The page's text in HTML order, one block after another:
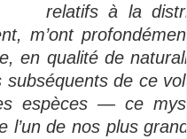
relatifs à la
m’ont
en qualité de
de ce
espèces — ce
l’un de nos plus